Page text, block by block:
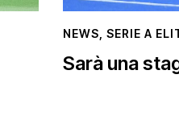
NEWS SERIE A
Sarà una